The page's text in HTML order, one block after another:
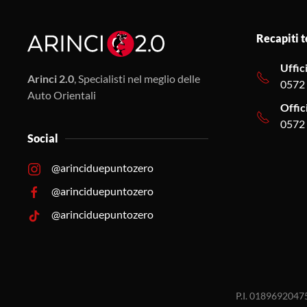
Arinci 2.0, Specialisti nel meglio delle
Auto Orientali
Social
@arinciduepuntozero
@arinciduepuntozero
@arinciduepuntozero
Recapiti
Uffici
0572
0572
P.I.